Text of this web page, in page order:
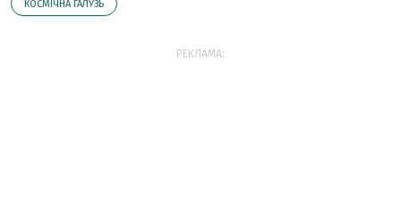
КОСМІЧНА ГАЛУЗЬ
РЕКЛАМА: